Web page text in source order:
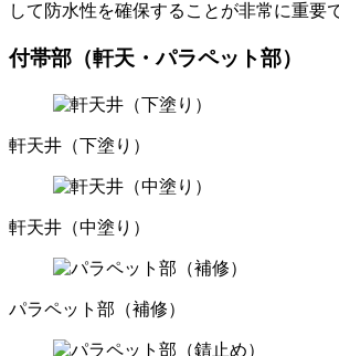
して防水性を確保することが非常に重要
付帯部（軒天・パラペット部）
軒天井（下塗り）
軒天井（中塗り）
パラペット部（補修）